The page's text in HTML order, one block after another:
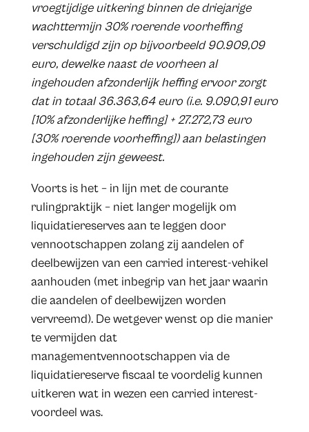
vroegtijdige uitkering binnen de driejarige
wachttermijn 30% roerende voorheffing
verschuldigd zijn op bijvoorbeeld 90.909,09
euro, dewelke naast de voorheen al
ingehouden afzonderlijk heffing ervoor zorgt
dat in totaal 36.363,64 euro (i.e. 9.090,91 euro
[10% afzonderlijke heffing] + 27.272,73 euro
[30% roerende voorheffing]) aan belastingen
ingehouden zijn geweest.
Voorts is het – in lijn met de courante
rulingpraktijk – niet langer mogelijk om
liquidatiereserves aan te leggen door
vennootschappen zolang zij aandelen of
deelbewijzen van een carried interest-vehikel
aanhouden (met inbegrip van het jaar waarin
die aandelen of deelbewijzen worden
vervreemd). De wetgever wenst op die manier
te vermijden dat
managementvennootschappen via de
liquidatiereserve fiscaal te voordelig kunnen
uitkeren wat in wezen een carried interest-
voordeel was.